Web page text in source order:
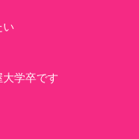
い
学卒です